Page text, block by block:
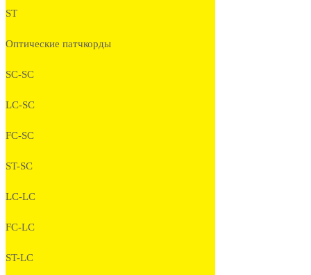
ST
Оптические патчкорды
SC-SC
LC-SC
FC-SC
ST-SC
LC-LC
FC-LC
ST-LC